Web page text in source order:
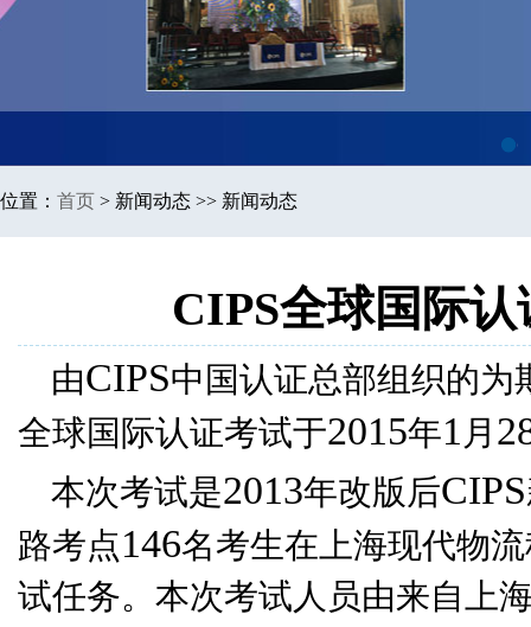
1
位置： 首页 > 新闻动态 >> 新闻动态
CIPS全球国际
由CIPS中国认证总部组织的为
全球国际认证考试于2015年1 月
本次考试是2013年改版后CIPS
路考点146名考生在上海现代物
试任务。本次考试人员由来自上